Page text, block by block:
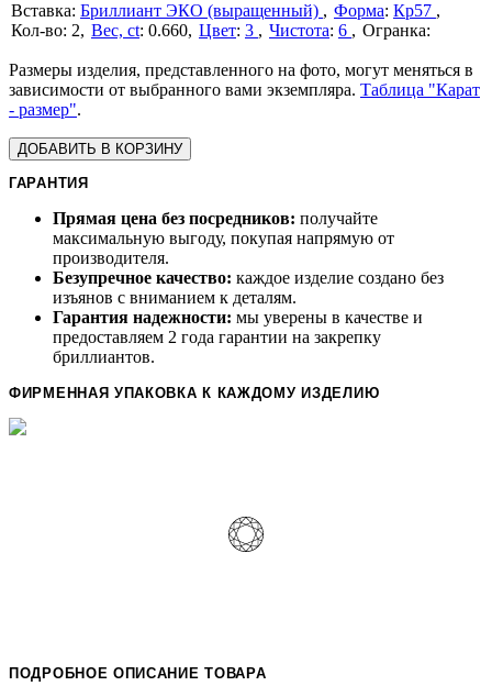
Бриллиант ЭКО (выращенный) Форма: Кр57
2
Вес, ct: 0.660 Цвет: 3 Чистота: 6
Размеры изделия, представленного на фото, могут меняться в
зависимости от выбранного вами экземпляра. Таблица "Карат
- размер".
ДОБАВИТЬ В КОРЗИНУ
ГАРАНТИЯ
Прямая цена без посредников: получайте
максимальную выгоду, покупая напрямую от
производителя.
Безупречное качество: каждое изделие создано без
изъянов с вниманием к деталям.
Гарантия надежности: мы уверены в качестве и
предоставляем 2 года гарантии на закрепку
бриллиантов.
ФИРМЕННАЯ УПАКОВКА К КАЖДОМУ ИЗДЕЛИЮ
ПОДРОБНОЕ ОПИСАНИЕ ТОВАРА